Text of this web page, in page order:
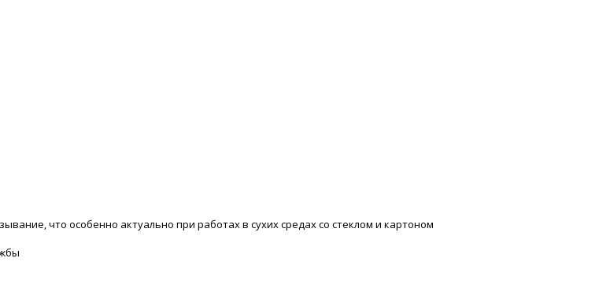
что особенно актуально при работах в сухих средах со стеклом и картоном